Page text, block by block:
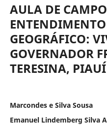
AULA DE
GEOGRÁFICO:
GOVERNADOR
TERESINA, PIAUÍ
Marcondes e Silva Sousa
Emanuel Lindemberg Silva